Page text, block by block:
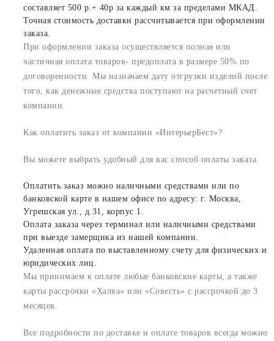
составляет 500 р.+ 40р за каждый км за пределами МКАД.
Точная стоимость доставки рассчитывается при оформлении
заказа.
При оформлении заказа осуществляется полная или
частичная оплата товаров- предоплата в размере 50% по
договоренности. Мы назначаем дату отгрузки изделий после
того, как денежные средства поступают на расчетный счет
компании.
Как оплатить заказ от компании «ИнтерьерБест»?
Вы можете выбрать удобный для вас способ оплаты заказа.
Оплатить заказ можно наличными средствами или по
банковской карте в нашем офисе по адресу: г. Москва,
Угрешская ул., д.31, корпус 1.
Оплата заказа через терминал или наличными средствами
при выезде замерщика из нашей компании.
Удаленная оплата по выставленному счету для физических и
юридических лиц.
Мы принимаем к оплате любые банковские карты, а также
карты рассрочки «Халва» или «Совесть» с рассрочкой до 3
месяцев.
Все подробности по доставке и оплате товаров всегда можно